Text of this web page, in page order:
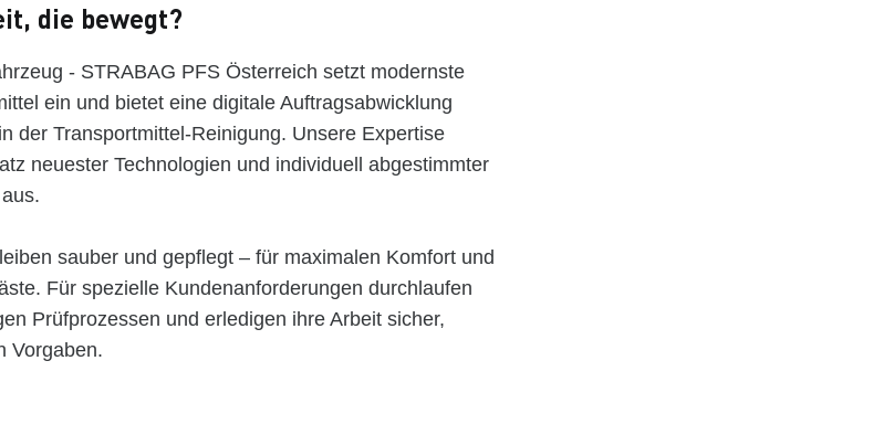
die bewegt?
- STRABAG PFS Österreich setzt modernste
ein und bietet eine digitale Auftragsabwicklung
der Transportmittel-Reinigung. Unsere Expertise
neuester Technologien und individuell abgestimmter
sauber und gepflegt – für maximalen Komfort und
Für spezielle Kundenanforderungen durchlaufen
Prüfprozessen und erledigen ihre Arbeit sicher,
Vorgaben.